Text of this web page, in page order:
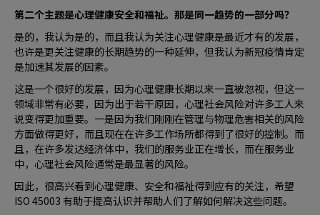
第二个主题是心理健康安全和福祉。那是同一趋势的一部分吗？
是的，我认为是的，而且我认为关注心理健康是最近才有的发展，
也许是更关注健康的长期趋势的一种延伸，但我认为新冠疫情肯定
是加速其发展的因素。
这是一个很好的发展，因为心理健康长期以来一直被忽视，但这一
领域非常有必要，因为出于若干原因，心理社会风险对许多工人来
说变得更加重要。一是因为我们刚刚在管理与物理危害相关的风险
方面做得更好，而且现在在许多工作场所都得到了很好的控制。而
且，在许多发达经济体中，我们的服务业正在增长，而在服务业
中，心理社会风险通常是最显著的风险。
因此，很高兴看到心理健康、安全和福祉得到应有的关注，希望
ISO 45003 有助于提高认识并帮助人们了解如何解决这些问题。